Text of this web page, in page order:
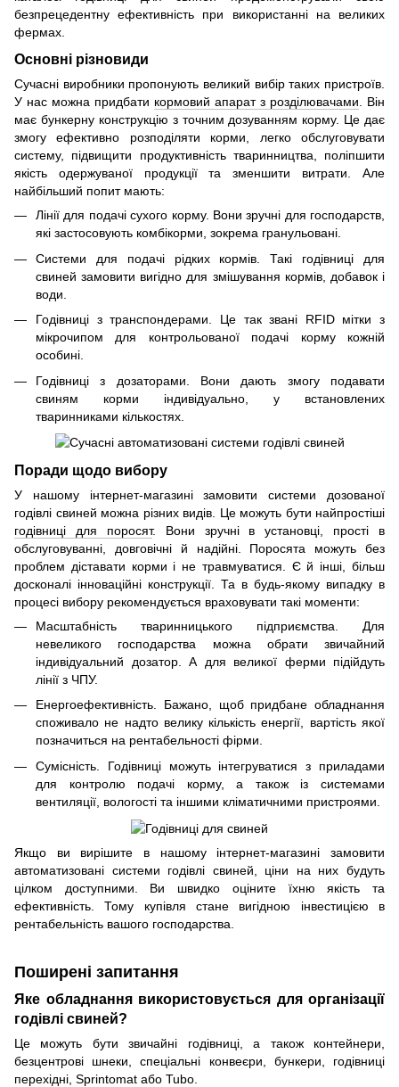
безпрецедентну ефективність при використанні на великих
фермах.
Основні різновиди
Сучасні виробники пропонують великий вибір таких пристроїв.
У нас можна придбати кормовий апарат з розділювачами. Він
має бункерну конструкцію з точним дозуванням корму. Це дає
змогу ефективно розподіляти корми, легко обслуговувати
систему, підвищити продуктивність тваринництва, поліпшити
якість одержуваної продукції та зменшити витрати. Але
найбільший попит мають:
Лінії для подачі сухого корму. Вони зручні для господарств,
які застосовують комбікорми, зокрема гранульовані.
Системи для подачі рідких кормів. Такі годівниці для
свиней замовити вигідно для змішування кормів, добавок і
води.
Годівниці з транспондерами. Це так звані RFID мітки з
мікрочипом для контрольованої подачі корму кожній
особині.
Годівниці з дозаторами. Вони дають змогу подавати
свиням корми індивідуально, у встановлених
тваринниками кількостях.
Поради щодо вибору
У нашому інтернет-магазині замовити системи дозованої
годівлі свиней можна різних видів. Це можуть бути найпростіші
годівниці для поросят. Вони зручні в установці, прості в
обслуговуванні, довговічні й надійні. Поросята можуть без
проблем діставати корми і не травмуватися. Є й інші, більш
досконалі інноваційні конструкції. Та в будь-якому випадку в
процесі вибору рекомендується враховувати такі моменти:
Масштабність тваринницького підприємства. Для
невеликого господарства можна обрати звичайний
індивідуальний дозатор. А для великої ферми підійдуть
лінії з ЧПУ.
Енергоефективність. Бажано, щоб придбане обладнання
споживало не надто велику кількість енергії, вартість якої
позначиться на рентабельності фірми.
Сумісність. Годівниці можуть інтегруватися з приладами
для контролю подачі корму, а також із системами
вентиляції, вологості та іншими кліматичними пристроями.
Якщо ви вирішите в нашому інтернет-магазині замовити
автоматизовані системи годівлі свиней, ціни на них будуть
цілком доступними. Ви швидко оціните їхню якість та
ефективність. Тому купівля стане вигідною інвестицією в
рентабельність вашого господарства.
Поширені запитання
Яке обладнання використовується для організації
годівлі свиней?
Це можуть бути звичайні годівниці, а також контейнери,
безцентрові шнеки, спеціальні конвеєри, бункери, годівниці
перехідні, Sprintomat або Tubo.